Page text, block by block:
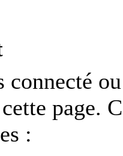
connecté
page.
: